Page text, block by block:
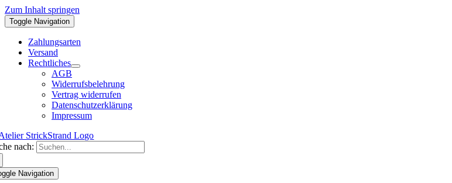
Zum Inhalt springen
Toggle Navigation
Zahlungsarten
Versand
Rechtliches
AGB
Widerrufsbelehrung
Vertrag widerrufen
Datenschutzerklärung
Impressum
nach:
Navigation